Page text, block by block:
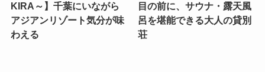
KIRA～】千葉にいながら
アジアンリゾート気分が味
わえる
目の前に、サウナ・露天風
呂を堪能できる大人の貸別
荘